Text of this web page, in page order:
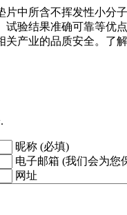
片中所含不挥发性小分
试验结果准确可靠等优
关产业的品质安全。了
昵称 (必填)
电子邮箱 (我们会为您
网址